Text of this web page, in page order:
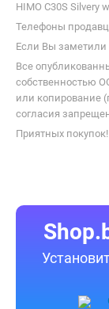
HIMO C30S Silvery
Телефоны
Если Вы заметили
Все
собственностью
или копирование
согласия
Приятных покупок!